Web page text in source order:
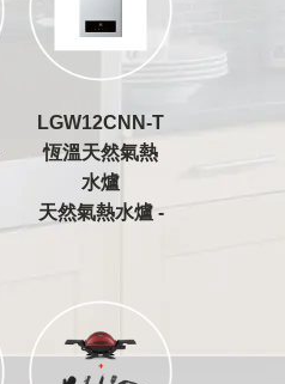
LGW12CNN-T
恆溫天然氣熱
水爐
天然氣熱水爐 -